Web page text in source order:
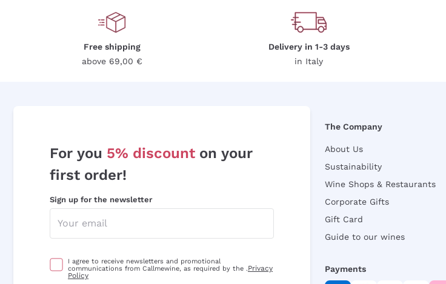
Free shipping
above 69,00 €
Delivery in 1-3 days
in Italy
For you 5% discount on your
first order!
Sign up for the newsletter
I agree to receive newsletters and promotional
communications from Callmewine, as required by the .Privacy
Policy
The Company
About Us
Sustainability
Wine Shops & Restaurants
Corporate Gifts
Gift Card
Guide to our wines
Payments